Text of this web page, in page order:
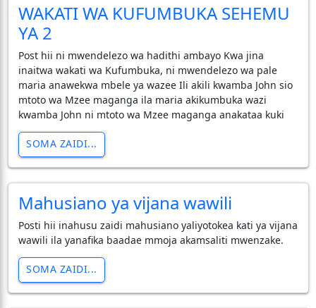
WAKATI WA KUFUMBUKA SEHEMU
YA 2
Post hii ni mwendelezo wa hadithi ambayo Kwa jina
inaitwa wakati wa Kufumbuka, ni mwendelezo wa pale
maria anawekwa mbele ya wazee Ili akili kwamba John sio
mtoto wa Mzee maganga ila maria akikumbuka wazi
kwamba John ni mtoto wa Mzee maganga anakataa kuki
SOMA ZAIDI...
Mahusiano ya vijana wawili
Posti hii inahusu zaidi mahusiano yaliyotokea kati ya vijana
wawili ila yanafika baadae mmoja akamsaliti mwenzake.
SOMA ZAIDI...